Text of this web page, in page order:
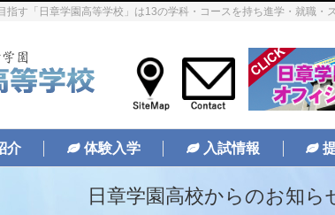
指す「日章学園高等学校」は13の学科・コースを持ち進学・就職・
介 体験入学 入試情報
日章学園高校からのお知ら